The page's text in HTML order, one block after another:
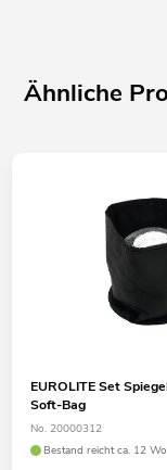
Ähnliche
EUROLITE Set
Soft-Bag
No. 20000312
Bestand reicht ca. 12